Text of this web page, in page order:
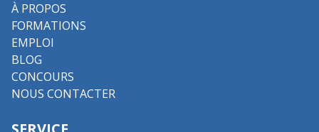
À PROPOS
FORMATIONS
EMPLOI
BLOG
CONCOURS
NOUS CONTACTER